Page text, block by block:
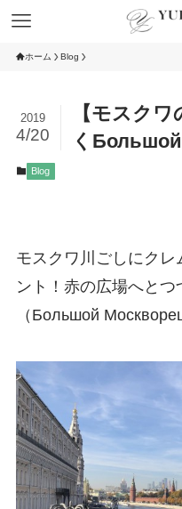
ホーム Blog
【モスク
く
2019
4/20
Blog
モスクワ川ごしにクレ
ント！赤の広場へとつ
（Большой